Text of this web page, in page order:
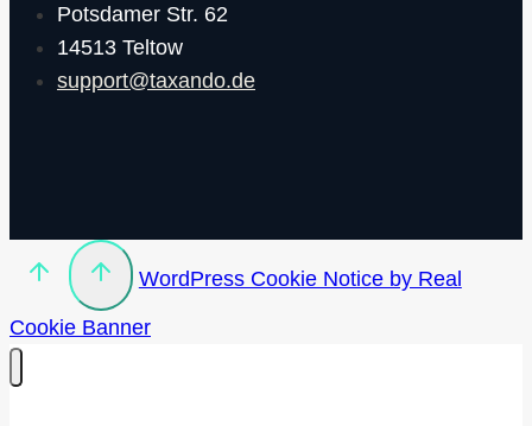
Potsdamer Str. 62
14513 Teltow
support@taxando.de
WordPress Cookie Notice by Real
Cookie Banner